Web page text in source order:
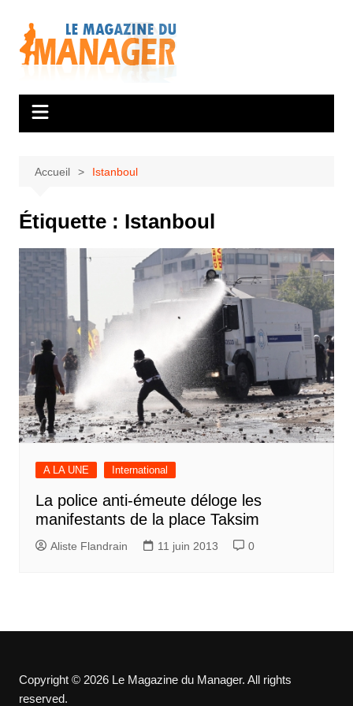
contenu
Accueil Istanboul
Étiquette : Istanboul
A LA UNE International
La police anti-émeute déloge les
manifestants de la place Taksim
Aliste Flandrain 11 juin 2013 0
Copyright © 2026 Le Magazine du Manager. All rights
reserved.